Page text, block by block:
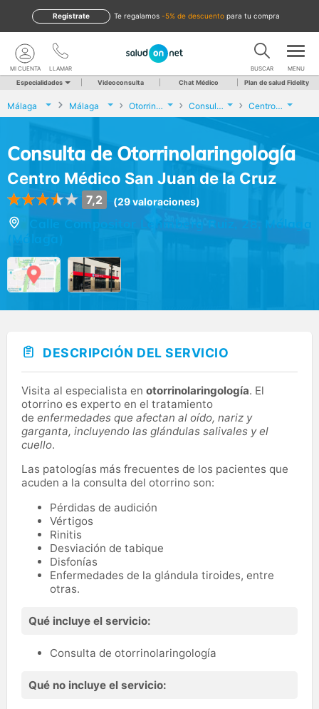
te regalamos -5% de descuento para tu compra
Regístrate
LLAMAR
MI CUENTA BUSCAR MENU
Especialidades Videoconsulta Chat Médico Plan de salud Fidelity
Málaga Málaga Otorrinolaringología Consulta de Otorrinolaringología Centro Médico San Juan de la Cruz
Consulta de Otorrinolaringología
Centro Médico San Juan de la Cruz
7,2 (29 valoraciones)
Calle Compositor Lehmberg Ruiz, 28, Málaga
(Málaga)
DESCRIPCIÓN DEL SERVICIO
Visita al especialista en otorrinolaringología. El
otorrino es experto en el tratamiento
de enfermedades que afectan al oído, nariz y
garganta, incluyendo las glándulas salivales y el
cuello.
Las patologías más frecuentes de los pacientes que
acuden a la consulta del otorrino son:
Pérdidas de audición
Vértigos
Rinitis
Desviación de tabique
Disfonías
Enfermedades de la glándula tiroides, entre
otras.
Qué incluye el servicio:
Consulta de otorrinolaringología
Qué no incluye el servicio: